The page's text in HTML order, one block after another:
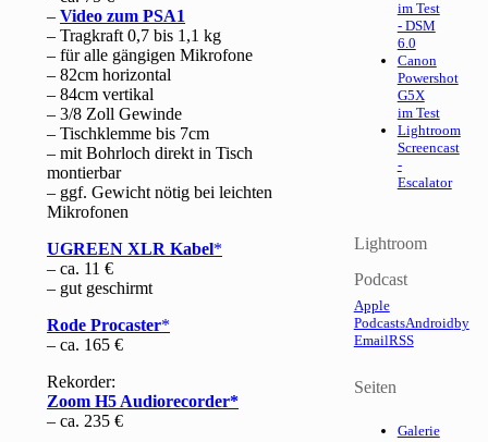
–Video zum PSA1
– Tragkraft 0,7 bis 1,1 kg
– für alle gängigen Mikrofone
– 82cm horizontal
– 84cm vertikal
– 3/8 Zoll Gewinde
– Tischklemme bis 7cm
– mit Bohrloch direkt in Tisch
montierbar
– ggf. Gewicht nötig bei leichten
Mikrofonen
UGREEN XLR Kabel
– ca. 11 €
– gut geschirmt
Rode Procaster
– ca. 165 €
Rekorder:
Zoom H5 Audiorecorder
– ca. 235 €
im Test
- DSM
6.0
Canon
Powershot
G5X
im Test
Lightroom
Screencast
-
Escalator
Lightroom
Podcast
Apple
PodcastsAndroidby
EmailRSS
Seiten
Galerie